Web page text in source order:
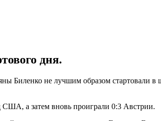
дня.
Биленко не лучшим образом стартовали
США, а затем вновь проиграли 0:3 Австрии.